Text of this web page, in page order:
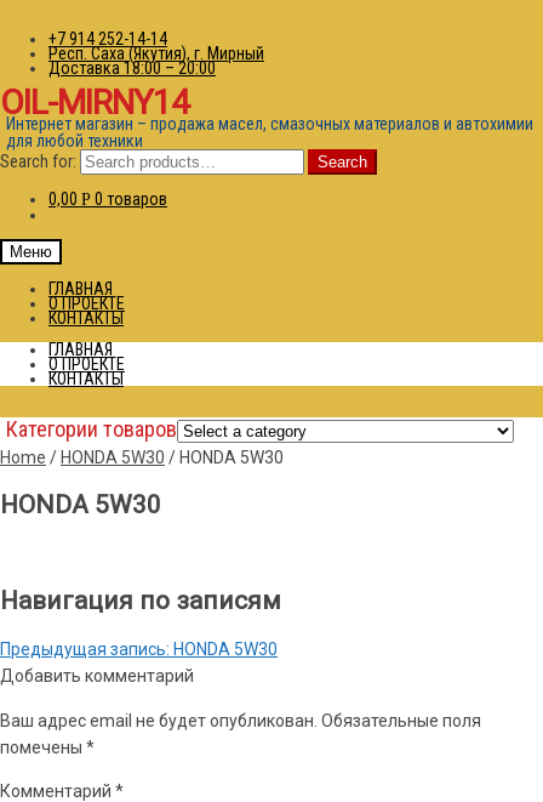
+7 914 252-14-14
Респ. Саха (Якутия), г. Мирный
Доставка 18:00 – 20:00
OIL-MIRNY14
Интернет магазин – продажа масел, смазочных материалов и автохимии
для любой техники
Search for:
Search
0,00 Р 0 товаров
Меню
ГЛАВНАЯ
О ПРОЕКТЕ
КОНТАКТЫ
ГЛАВНАЯ
О ПРОЕКТЕ
КОНТАКТЫ
Категории товаров
Home / HONDA 5W30 / HONDA 5W30
HONDA 5W30
Навигация по записям
Предыдущая запись: HONDA 5W30
Добавить комментарий
Ваш адрес email не будет опубликован. Обязательные поля
помечены *
Комментарий *